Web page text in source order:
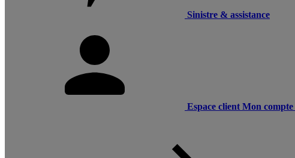
Sinistre & assistance
Espace client Mon compte